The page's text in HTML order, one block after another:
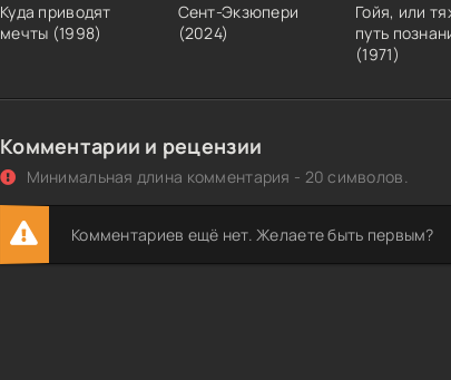
Куда приводят
мечты (1998)
Сент-Экзюпери
(2024)
Гойя, или
путь
(1971)
Комментарии и рецензии
Минимальная длина комментария - 20 символов.
Комментариев ещё нет. Желаете быть первым?